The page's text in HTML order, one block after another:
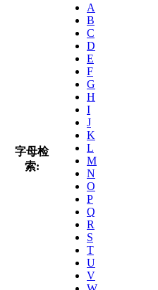
字母检
索:
A
B
C
D
E
F
G
H
I
J
K
L
M
N
O
P
Q
R
S
T
U
V